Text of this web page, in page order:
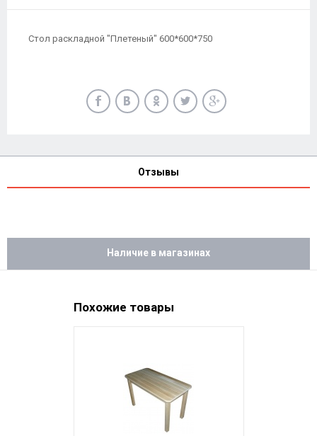
Стол раскладной "Плетеный" 600*600*750
Отзывы
Наличие в магазинах
Похожие товары